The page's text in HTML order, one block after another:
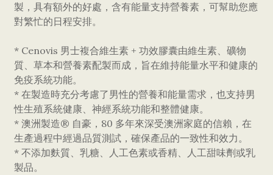
製，具有額外的好處，含有能量支持營養素，可幫助您應
對繁忙的日程安排。
* Cenovis 男士複合維生素 + 功效膠囊由維生素、礦物
質、草本和營養素配製而成，旨在維持能量水平和健康的
免疫系統功能。
* 在製造時充分考慮了男性的營養和能量需求，也支持男
性生殖系統健康、神經系統功能和整體健康。
* 澳洲製造® 自豪，80 多年來深受澳洲家庭的信賴，在
生產過程中經過品質測試，確保產品的一致性和效力。
* 不添加麩質、乳糖、人工色素或香精、人工甜味劑或乳
製品。